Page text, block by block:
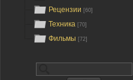
Рецензии [60]
Техника [70]
Фильмы [72]